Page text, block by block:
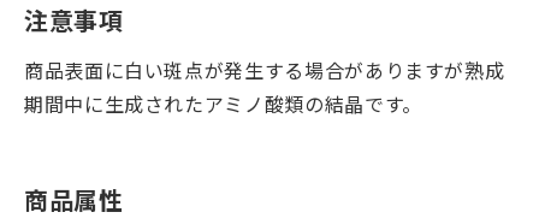
注意事項
商品表面に白い斑点が発生する場合がありますが熟成
期間中に生成されたアミノ酸類の結晶です。
商品属性